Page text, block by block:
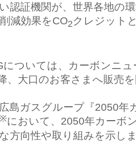
認証機関が、世界各地の
削減効果をCO2クレジット
ついては、カーボンニ
、大口のお客さまへ販売
島ガスグループ『2050年
※において、2050年カーボ
方向性や取り組みを示し